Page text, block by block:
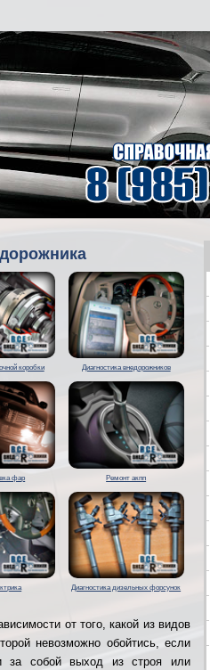
коробки Диагностика внедорожников
фар Ремонт акпп
Диагностика дизельных форсунок
от того, какой из видов
невозможно обойтись, если
за собой выход из строя или